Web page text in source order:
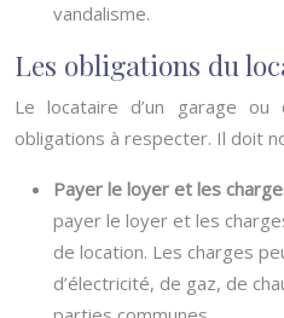
vandalisme.
Les obligations du
Le locataire d’un garage
obligations à respecter. Il doit
Payer le loyer et les
payer le loyer et les
de location. Les charges
d’électricité, de gaz, de